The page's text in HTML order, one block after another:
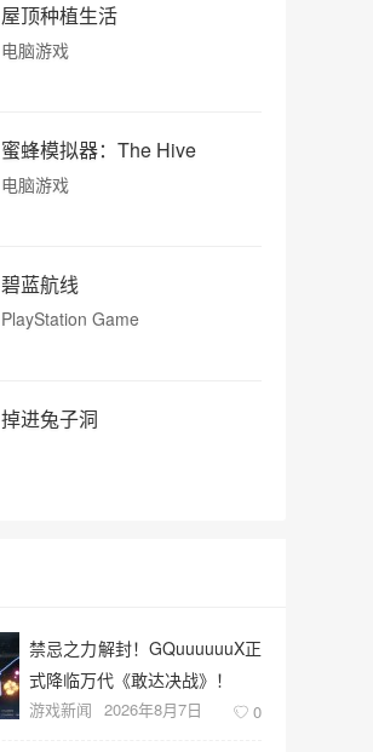
屋顶种植生活
电脑游戏
蜜蜂模拟器：The Hive
电脑游戏
碧蓝航线
PlayStation Game
掉进兔子洞
禁忌之力解封！GQuuuuuuX正
式降临万代《敢达决战》！
游戏新闻 2026年8月7日 0